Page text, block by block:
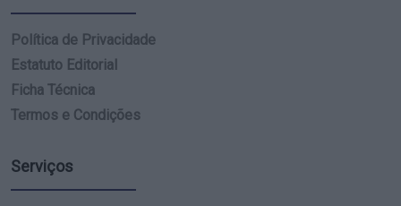
Política de Privacidade
Estatuto Editorial
Ficha Técnica
Termos e Condições
Serviços